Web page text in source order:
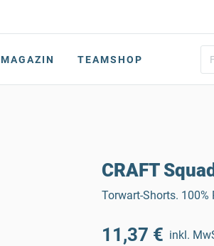
MAGAZIN TEAMSHOP
CRAFT
Torwart-Shorts. 100%
11,37 € inkl.